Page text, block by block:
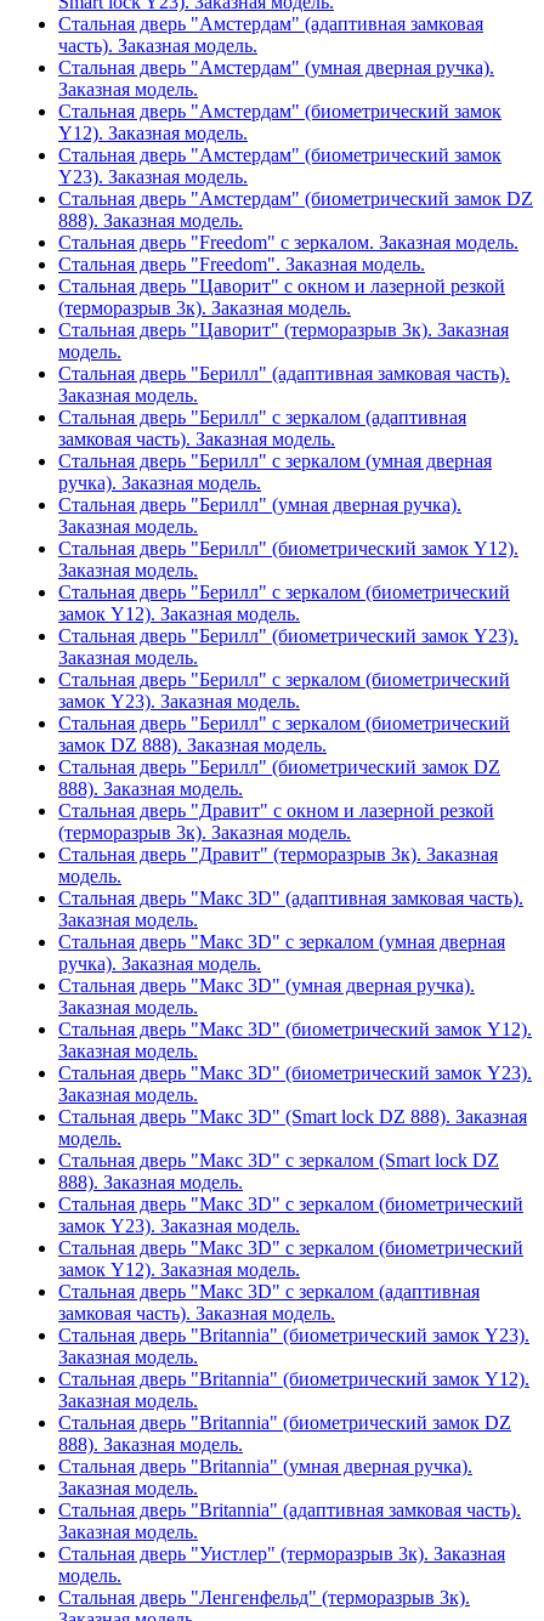
Стальная дверь "Амстердам" (адаптивная замковая
часть). Заказная модель.
Стальная дверь "Амстердам" (умная дверная ручка).
Заказная модель.
Стальная дверь "Амстердам" (биометрический замок
Y12). Заказная модель.
Стальная дверь "Амстердам" (биометрический замок
Y23). Заказная модель.
Стальная дверь "Амстердам" (биометрический замок DZ
888). Заказная модель.
Стальная дверь "Freedom" с зеркалом. Заказная модель.
Стальная дверь "Freedom". Заказная модель.
Стальная дверь "Цаворит" с окном и лазерной резкой
(терморазрыв 3к). Заказная модель.
Стальная дверь "Цаворит" (терморазрыв 3к). Заказная
модель.
Стальная дверь "Берилл" (адаптивная замковая часть).
Заказная модель.
Стальная дверь "Берилл" с зеркалом (адаптивная
замковая часть). Заказная модель.
Стальная дверь "Берилл" с зеркалом (умная дверная
ручка). Заказная модель.
Стальная дверь "Берилл" (умная дверная ручка).
Заказная модель.
Стальная дверь "Берилл" (биометрический замок Y12).
Заказная модель.
Стальная дверь "Берилл" с зеркалом (биометрический
замок Y12). Заказная модель.
Стальная дверь "Берилл" (биометрический замок Y23).
Заказная модель.
Стальная дверь "Берилл" с зеркалом (биометрический
замок Y23). Заказная модель.
Стальная дверь "Берилл" с зеркалом (биометрический
замок DZ 888). Заказная модель.
Стальная дверь "Берилл" (биометрический замок DZ
888). Заказная модель.
Стальная дверь "Дравит" с окном и лазерной резкой
(терморазрыв 3к). Заказная модель.
Стальная дверь "Дравит" (терморазрыв 3к). Заказная
модель.
Стальная дверь "Макс 3D" (адаптивная замковая часть).
Заказная модель.
Стальная дверь "Макс 3D" с зеркалом (умная дверная
ручка). Заказная модель.
Стальная дверь "Макс 3D" (умная дверная ручка).
Заказная модель.
Стальная дверь "Макс 3D" (биометрический замок Y12).
Заказная модель.
Стальная дверь "Макс 3D" (биометрический замок Y23).
Заказная модель.
Стальная дверь "Макс 3D" (Smart lock DZ 888). Заказная
модель.
Стальная дверь "Макс 3D" с зеркалом (Smart lock DZ
888). Заказная модель.
Стальная дверь "Макс 3D" с зеркалом (биометрический
замок Y23). Заказная модель.
Стальная дверь "Макс 3D" с зеркалом (биометрический
замок Y12). Заказная модель.
Стальная дверь "Макс 3D" с зеркалом (адаптивная
замковая часть). Заказная модель.
Стальная дверь "Britannia" (биометрический замок Y23).
Заказная модель.
Стальная дверь "Britannia" (биометрический замок Y12).
Заказная модель.
Стальная дверь "Britannia" (биометрический замок DZ
888). Заказная модель.
Стальная дверь "Britannia" (умная дверная ручка).
Заказная модель.
Стальная дверь "Britannia" (адаптивная замковая часть).
Заказная модель.
Стальная дверь "Уистлер" (терморазрыв 3к). Заказная
модель.
Стальная дверь "Ленгенфельд" (терморазрыв 3к).